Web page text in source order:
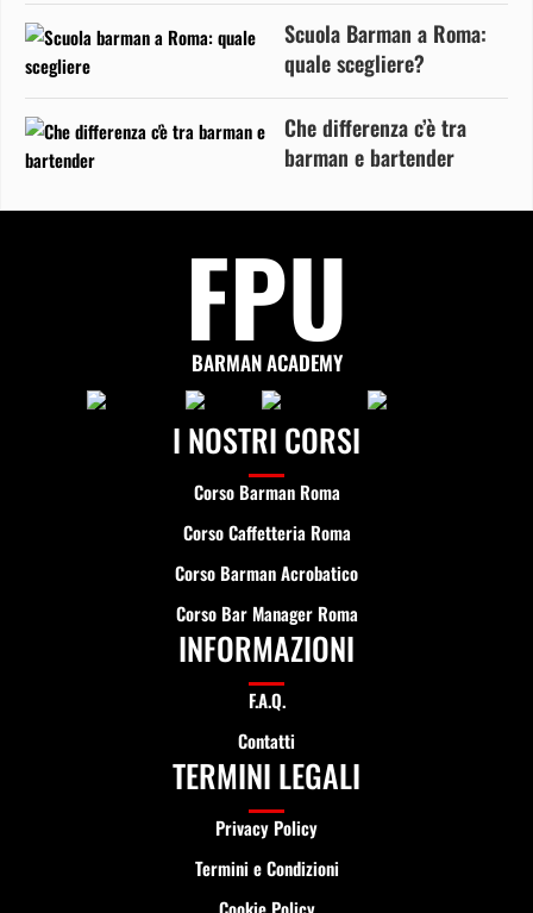
Scuola Barman a Roma:
quale scegliere?
Che differenza c’è tra
barman e bartender
FPU
BARMAN ACADEMY
I NOSTRI CORSI
Corso Barman Roma
Corso Caffetteria Roma
Corso Barman Acrobatico
Corso Bar Manager Roma
INFORMAZIONI
F.A.Q.
Contatti
TERMINI LEGALI
Privacy Policy
Termini e Condizioni